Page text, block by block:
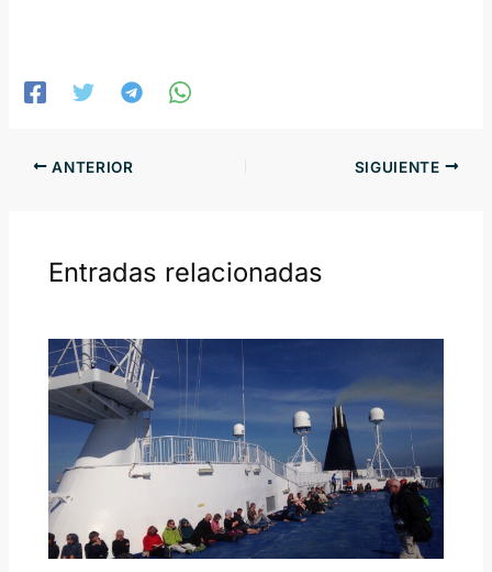
ANTERIOR SIGUIENTE
Entradas relacionadas